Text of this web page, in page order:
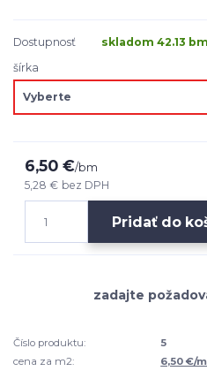
Dostupnosť
skladom 42.13 bm
šírka
6,50 €/bm
5,28 € bez DPH
Pridať do
Číslo produktu:
5
cena za m2:
6,50 €/